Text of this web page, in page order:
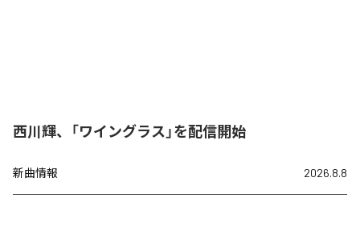
西川輝、「ワイングラス」を配信開始
新曲情報 2026.8.8